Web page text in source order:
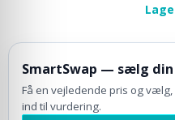
SmartSwap — sælg
Få en vejledende pris og
ind til vurdering.